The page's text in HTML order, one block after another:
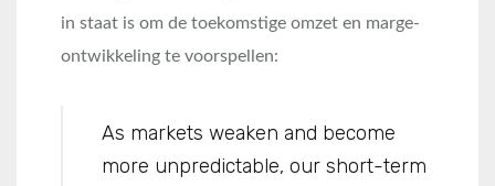
in staat is om de toekomstige omzet en marge-
ontwikkeling te voorspellen:
As markets weaken and become
more unpredictable, our short-term